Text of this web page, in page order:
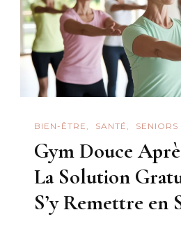
BIEN-ÊTRE SANTÉ SENIORS
Gym Douce
La Solution
S’y Remettre en